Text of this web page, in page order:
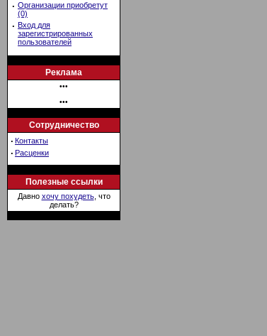
· Организации приобретут
(0)
· Вход для
зарегистрированных
пользователей
Реклама
•••
•••
Сотрудничество
· Контакты
· Расценки
Полезные ссылки
Давно хочу похудеть, что
делать?